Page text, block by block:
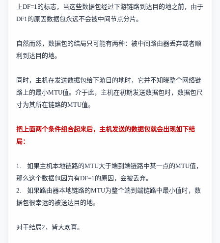
上DF=1 的标志，当这些数据包经过下游链路到达目的地之前，由于
DF1 的原因数据包永远不会被中间节点分片。
自然而然，数据包的结局只可能有两种：被中间路由器丢弃或者顺
利到达目的地。
同时，主机在发送数据包给下游目的地时，它并不知晓整个网络链
路上的最小MTU值。介于此，主机在初期发送数据包时，数据包尺
寸为其所在链路的MTU值。
把上面两个条件组合起来后，主机发送的数据包就会出现如下结
局：
1. 如果主机本地链路的MTU大于端到端链路中某一点的MTU值，
那么这个数据包因为有DF=1 的原因，会被丢弃。
2.
如果路由器本地链路的MTU为整个端到端链路中最小值时，数
据包很幸运的被送达目的地。
对于结局2 ，皆大欢喜。